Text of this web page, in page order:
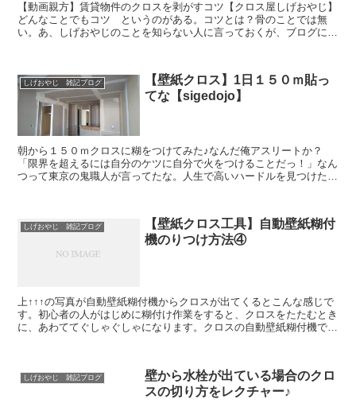
【動画親方】賃貸物件のクロスを剥がすコツ【クロス屋しげおやじ】
どんなことでもコツ というのがある。コツとは？骨のことでは無
い。あ、しげおやじのことを知らない人に言っておくが、ブログに書
しげおやじ 雑記ブログ
【壁紙クロス】1日１５０ｍ貼っ
てな【sigedojo】
朝から１５０ｍクロスに糊をつけてみた♪なんだ俺アスリートか？
「限界を超えるには自分のケツに自分で火をつけることだっ！」なん
つって東京の鬼職人が言ってたな。人生で高いハードルを見つけたら
しげおやじ 雑記ブログ
【壁紙クロス工具】自動壁紙糊付
機のりつけ方法④
上↑↑↑の写真が自動壁紙糊付機からクロスが出てくるとこんな感じで
す。初心者の人がはじめに糊付け作業をすると、クロスをたたむとき
に、あわててぐしゃぐしゃになります。クロスの自動壁紙糊付機での
しげおやじ 雑記ブログ
壁から水栓が出ている場合のクロ
スの切り方をレクチャー♪